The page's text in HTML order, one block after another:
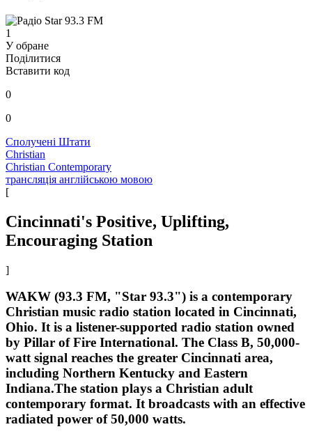
1
У обране
Поділитися
Вставити код
0
0
Сполучені Штати
Christian
Christian Contemporary
трансляція англійською мовою
[
Cincinnati's Positive, Uplifting,
Encouraging Station
]
WAKW (93.3 FM, "Star 93.3") is a contemporary
Christian music radio station located in Cincinnati,
Ohio. It is a listener-supported radio station owned
by Pillar of Fire International. The Class B, 50,000-
watt signal reaches the greater Cincinnati area,
including Northern Kentucky and Eastern
Indiana.The station plays a Christian adult
contemporary format. It broadcasts with an effective
radiated power of 50,000 watts.